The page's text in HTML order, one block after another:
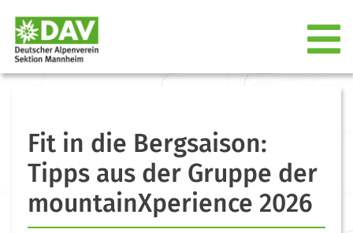
Fit in die Bergsaison:
Tipps aus der Gruppe der
mountainXperience 2026